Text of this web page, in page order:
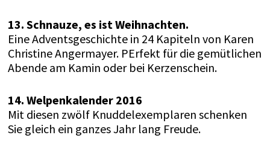
13. Schnauze, es ist Weihnachten.
Eine Adventsgeschichte in 24 Kapiteln von Karen
Christine Angermayer. PErfekt für die gemütlichen
Abende am Kamin oder bei Kerzenschein.
14. Welpenkalender 2016
Mit diesen zwölf Knuddelexemplaren schenken
Sie gleich ein ganzes Jahr lang Freude.